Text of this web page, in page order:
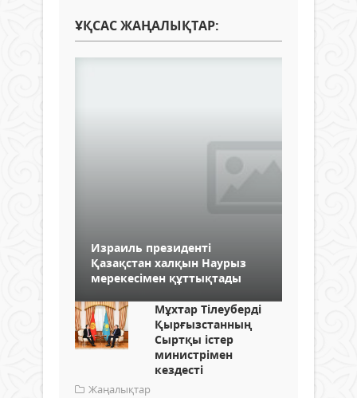
ҰҚСАС ЖАҢАЛЫҚТАР:
Израиль президенті
Қазақстан халқын Наурыз
мерекесімен құттықтады
Мұхтар Тілеуберді
Қырғызстанның
Сыртқы істер
министрімен
кездесті
Жаңалықтар